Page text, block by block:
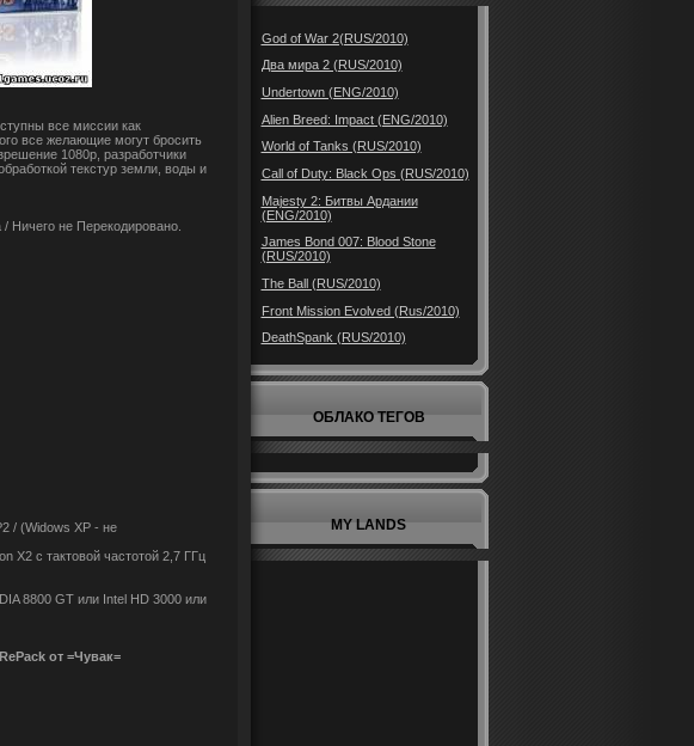
все миссии как
все желающие могут бросить
1080p, разработчики
текстур земли, воды и
Ничего не Перекодировано.
/ (Widows XP - не
X2 с тактовой частотой 2,7 ГГц
8800 GT или Intel HD 3000 или
от =Чувак=
God of War 2(RUS/2010)
Два мира 2 (RUS/2010)
Undertown (ENG/2010)
Alien Breed: Impact (ENG/2010)
World of Tanks (RUS/2010)
Call of Duty: Black Ops (RUS/2010)
Majesty 2: Битвы Ардании
(ENG/2010)
James Bond 007: Blood Stone
(RUS/2010)
The Ball (RUS/2010)
Front Mission Evolved (Rus/2010)
DeathSpank (RUS/2010)
ОБЛАКО ТЕГОВ
MY LANDS